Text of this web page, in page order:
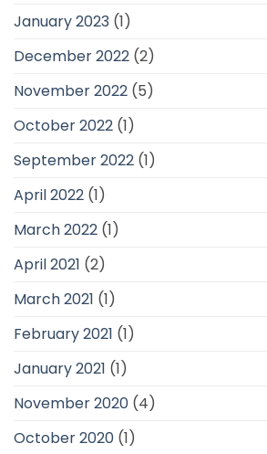
January 2023 (1)
December 2022 (2)
November 2022 (5)
October 2022 (1)
September 2022 (1)
April 2022 (1)
March 2022 (1)
April 2021 (2)
March 2021 (1)
February 2021 (1)
January 2021 (1)
November 2020 (4)
October 2020 (1)